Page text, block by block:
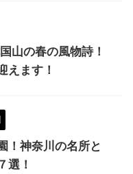
山の春の風物詩！
えます！
！神奈川の名所と
選！